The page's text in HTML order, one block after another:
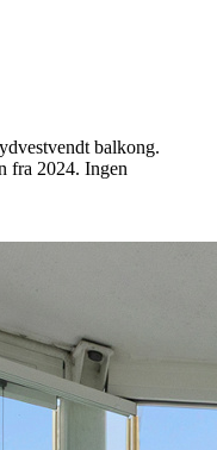
balkong.
fra 2024. Ingen